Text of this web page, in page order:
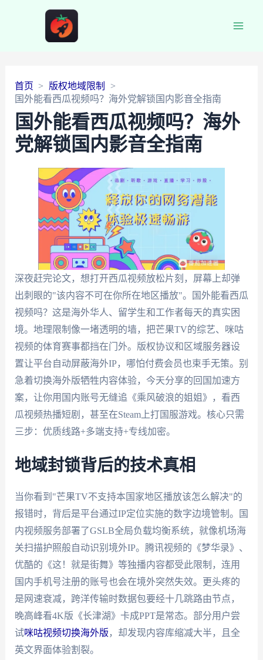
首页
版权地域限制
国外能看西瓜视频吗？海外党解锁国内影音全指南
国外能看西瓜视频吗？海外
党解锁国内影音全指南
深夜赶完论文，想打开西瓜视频放松片刻，屏幕上却弹
出刺眼的"该内容不可在你所在地区播放"。国外能看西瓜
视频吗？这是海外华人、留学生和工作者每天的真实困
境。地理限制像一堵透明的墙，把芒果TV的综艺、咪咕
视频的体育赛事都挡在门外。版权协议和区域服务器设
置让平台自动屏蔽海外IP，哪怕付费会员也束手无策。别
急着切换海外版牺牲内容体验，今天分享的回国加速方
案，让你用国内账号无缝追《乘风破浪的姐姐》，看西
瓜视频热播短剧，甚至在Steam上打国服游戏。核心只需
三步：优质线路+多端支持+专线加密。
地域封锁背后的技术真相
当你看到"芒果TV不支持本国家地区播放该怎么解决"的
报错时，背后是平台通过IP定位实施的数字边境管制。国
内视频服务部署了GSLB全局负载均衡系统，就像机场海
关扫描护照般自动识别境外IP。腾讯视频的《梦华录》、
优酷的《这！就是街舞》等独播内容都受此限制，连用
国内手机号注册的账号也会在境外突然失效。更头疼的
是网速衰减，跨洋传输时数据包要经十几跳路由节点，
晚高峰看4K版《长津湖》卡成PPT是常态。部分用户尝
试咪咕视频切换海外版 ，却发现内容库缩减大半，且全
英文界面体验割裂。